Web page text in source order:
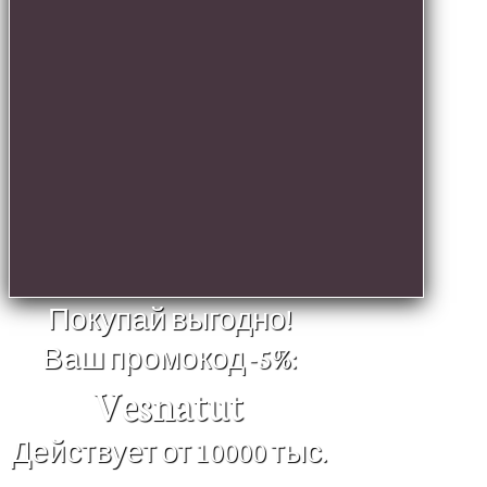
Покупай выгодно!
Ваш промокод -5%:
Vesnatut
Действует от 10000 тыс.